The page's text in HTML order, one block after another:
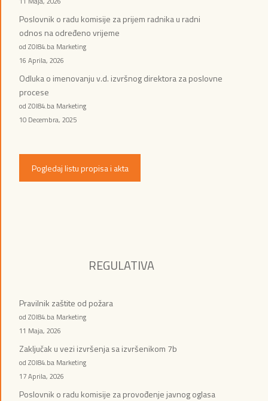
Poslovnik o radu komisije za prijem radnika u radni
odnos na određeno vrijeme
od ZOI84.ba Marketing
16 Aprila, 2026
Odluka o imenovanju v.d. izvršnog direktora za poslovne
procese
od ZOI84.ba Marketing
10 Decembra, 2025
Pogledaj listu propisa i akta
REGULATIVA
Pravilnik zaštite od požara
od ZOI84.ba Marketing
11 Maja, 2026
Zaključak u vezi izvršenja sa izvršenikom 7b
od ZOI84.ba Marketing
17 Aprila, 2026
Poslovnik o radu komisije za provođenje javnog oglasa